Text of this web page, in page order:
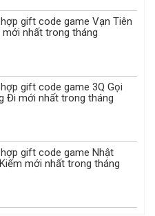
gift code game Vạn Tiên
mới nhất trong tháng
gift code game 3Q Gọi
Đi mới nhất trong tháng
gift code game Nhật
mới nhất trong tháng